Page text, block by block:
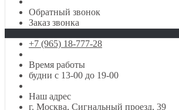
Обратный звонок
Заказ звонка
+7 (965) 18-777-28
Время работы
будни с 13-00 до 19-00
Наш адрес
г. Москва, Сигнальный проезд, 39